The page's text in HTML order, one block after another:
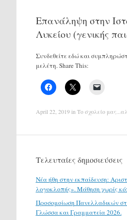
Επανάληψη στην
Λυκείου (γενικής
Συνδεθείτε εδώ και
μελέτη. Share This:
April 22, 2019in Το σχολείο
Τελευταίες δημοσιεύσεις
Νέα ήθη στην εκπαίδευση:
λογοκλοπής». Μάθηση χωρίς
Προσομοίωση Πανελλαδικών
Γλώσσα και Γραμματεία 2026.